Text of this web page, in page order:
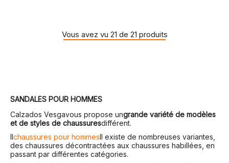
Vous avez vu 21 de 21 produits
SANDALES POUR HOMMES
Calzados Vesgavous propose ungrande variété de modèles
et de styles de chaussuresdifférent.
Ilchaussures pour hommesIl existe de nombreuses variantes,
des chaussures décontractées aux chaussures habillées, en
passant par différentes catégories.